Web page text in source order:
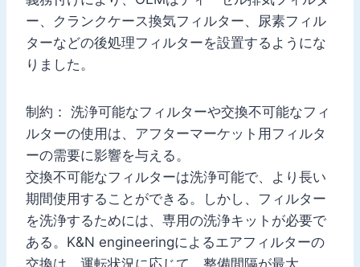
ー、クランクケース換気フィルター、尿素フィル
ターなどの後処理フィルターを設置するようにな
りました。
制約： 洗浄可能なフィルターや交換不可能なフィ
ルターの使用は、アフターマーケット用フィルタ
ーの需要に影響を与える。
交換不可能なフィルターは洗浄可能で、より長い
期間使用することができる。しかし、フィルター
を洗浄するためには、専用の洗浄キットが必要で
ある。K&N engineeringによるエアフィルターの
交換は、運転状況に応じて、整備間隔が最大